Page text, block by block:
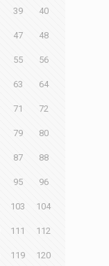
39 40
47 48
55 56
63 64
71 72
79 80
87 88
95 96
103 104
111 112
119 120